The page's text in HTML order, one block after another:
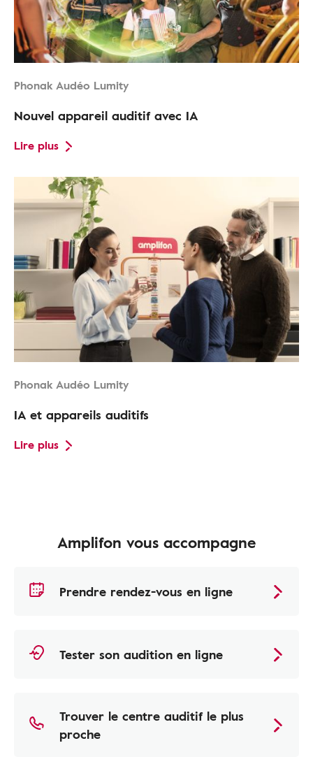
Phonak Audéo Lumity
Nouvel appareil auditif avec IA
Lire plus
Phonak Audéo Lumity
IA et appareils auditifs
Lire plus
Amplifon vous accompagne
Prendre rendez-vous en ligne
Tester son audition en ligne
Trouver le centre auditif le plus
proche